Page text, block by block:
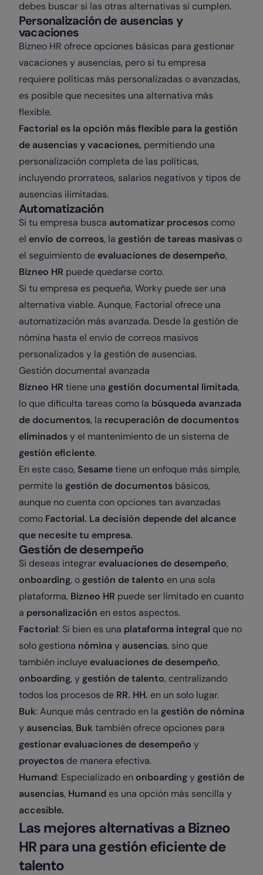
debes buscar si las otras alternativas si cumplen.
Personalización de ausencias y
vacaciones
Bizneo HR ofrece opciones básicas para gestionar
vacaciones y ausencias, pero si tu empresa
requiere políticas más personalizadas o avanzadas,
es posible que necesites una alternativa más
flexible.
Factorial es la opción más flexible para la gestión
de ausencias y vacaciones, permitiendo una
personalización completa de las políticas,
incluyendo prorrateos, salarios negativos y tipos de
ausencias ilimitadas.
Automatización
Si tu empresa busca automatizar procesos como
el envío de correos, la gestión de tareas masivas o
el seguimiento de evaluaciones de desempeño,
Bizneo HR puede quedarse corto.
Si tu empresa es pequeña, Worky puede ser una
alternativa viable. Aunque, Factorial ofrece una
automatización más avanzada. Desde la gestión de
nómina hasta el envío de correos masivos
personalizados y la gestión de ausencias.
Gestión documental avanzada
Bizneo HR tiene una gestión documental limitada,
lo que dificulta tareas como la búsqueda avanzada
de documentos, la recuperación de documentos
eliminadosy el mantenimiento de un sistema de
gestión eficiente.
En este caso, Sesametiene un enfoque más simple,
permite la gestión de documentos básicos,
aunque no cuenta con opciones tan avanzadas
como Factorial. La decisión depende del alcance
que necesite tu empresa.
Gestión de desempeño
Si deseas integrar evaluaciones de desempeño,
onboarding, o gestión de talento en una sola
plataforma, Bizneo HR puede ser limitado en cuanto
a personalización en estos aspectos.
Factorial: Si bien es una plataforma integral que no
solo gestiona nómina y ausencias, sino que
también incluye evaluaciones de desempeño,
onboarding, y gestión de talento, centralizando
todos los procesos de RR. HH. en un solo lugar.
Buk: Aunque más centrado en la gestión de nómina
y ausencias, Buktambién ofrece opciones para
gestionar evaluaciones de desempeño y
proyectos de manera efectiva.
Humand: Especializado en onboardingy gestión de
ausencias, Humand es una opción más sencilla y
accesible.
Las mejores alternativas a Bizneo
HR para una gestión eficiente de
talento